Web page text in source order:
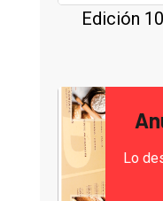
Edición
Lo